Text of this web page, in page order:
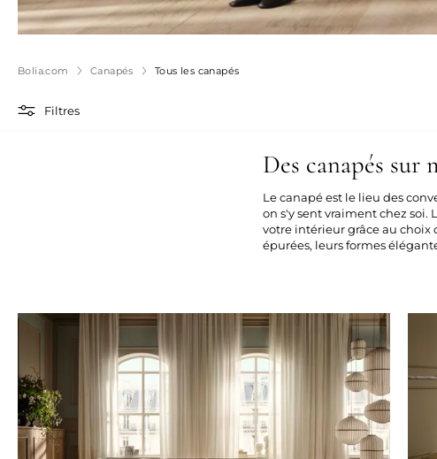
Bolia.com Canapés Tous les canapés
Filtres
Des canapés sur
Le canapé est le lieu des
on s'y sent vraiment chez
votre intérieur grâce au choix
épurées, leurs formes